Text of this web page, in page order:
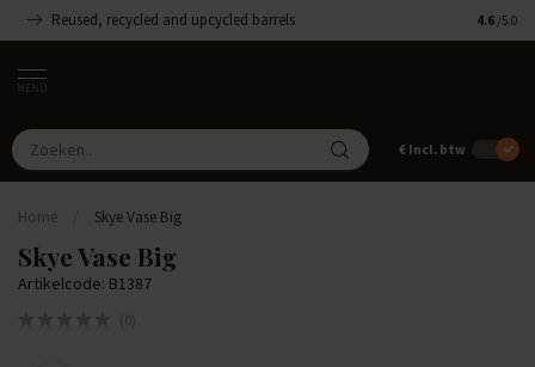
Reused, recycled and upcycled barrels 4.6 /5.0
MENU
€ Incl. btw
Home Skye Vase Big
Skye Vase Big
Artikelcode: B1387
(0)